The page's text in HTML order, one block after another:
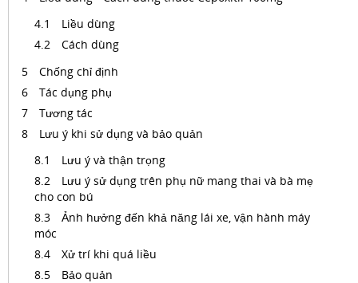
Liều dùng
Cách dùng
Chống chỉ định
Tác dụng phụ
Tương tác
Lưu ý khi sử dụng và bảo quản
Lưu ý và thận trọng
Lưu ý sử dụng trên phụ nữ mang thai và bà mẹ
cho con bú
Ảnh hưởng đến khả năng lái xe, vận hành máy
móc
Xử trí khi quá liều
Bảo quản